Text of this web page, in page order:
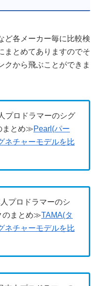
ど各メーカー毎に比較検
まとめてありますのでそ
クから飛ぶことができま
プロドラマーのシグ
まとめ≫Pearl(パー
ネチャーモデルを比
プロドラマーのシ
のまとめ≫TAMA(タ
ネチャーモデルを比